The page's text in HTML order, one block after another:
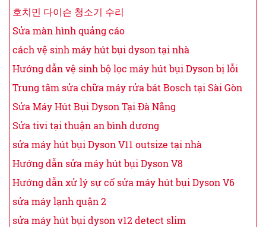
호치민 다이슨 청소기 수리
Sửa màn hình quảng cáo
cách vệ sinh máy hút bụi dyson tại nhà
Hướng dẫn vệ sinh bộ lọc máy hút bụi Dyson bị lỗi
Trung tâm sửa chữa máy rửa bát Bosch tại Sài Gòn
Sửa Máy Hút Bụi Dyson Tại Đà Nẵng
Sửa tivi tại thuận an bình dương
sửa máy hút bụi Dyson V11 outsize tại nhà
Hướng dẫn sửa máy hút bụi Dyson V8
Hướng dẫn xử lý sự cố sửa máy hút bụi Dyson V6
sửa máy lạnh quận 2
sửa máy hút bụi dyson v12 detect slim